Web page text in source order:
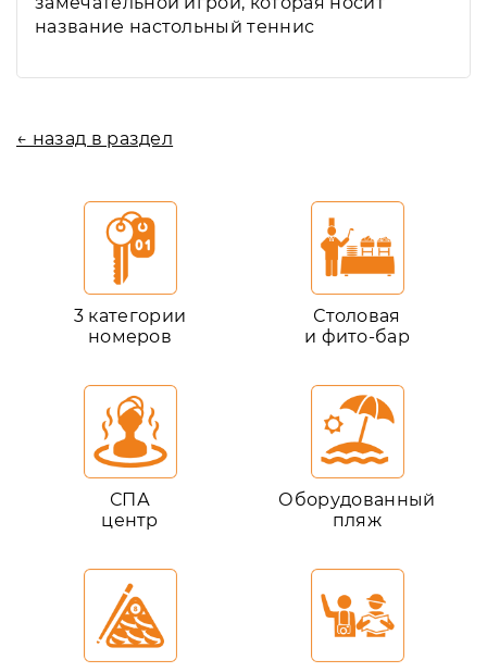
название настольный теннис
← назад в раздел
3 категории
номеров
Столовая
и фито-бар
СПА
центр
Оборудованный
пляж